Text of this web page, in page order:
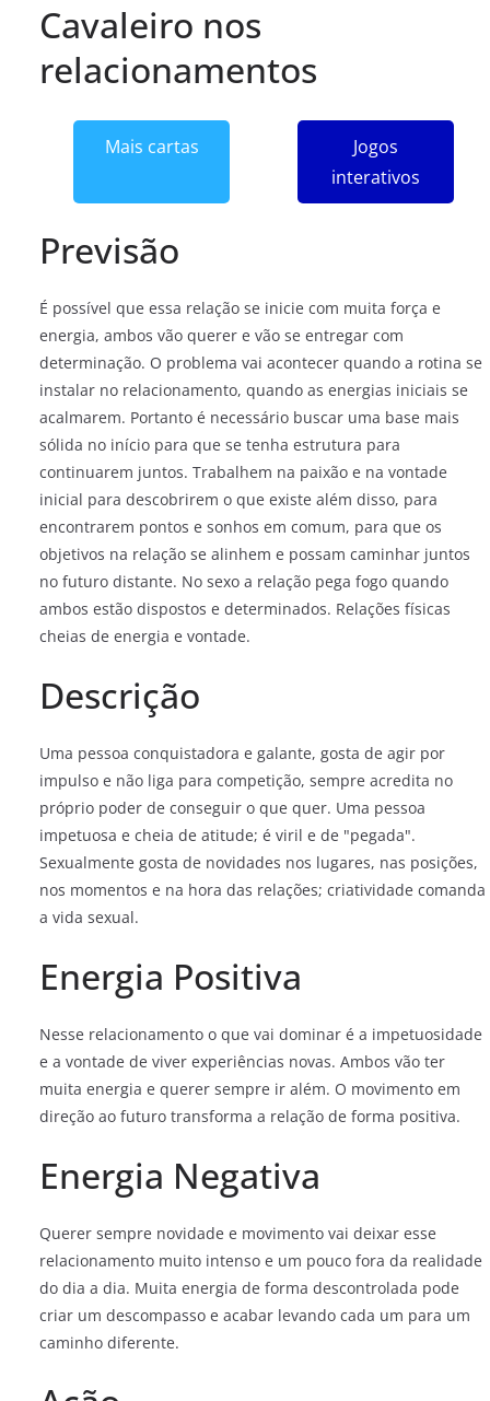
Cavaleiro nos
relacionamentos
Mais cartas
Jogos
interativos
Previsão
É possível que essa relação se inicie com muita força e
energia, ambos vão querer e vão se entregar com
determinação. O problema vai acontecer quando a rotina se
instalar no relacionamento, quando as energias iniciais se
acalmarem. Portanto é necessário buscar uma base mais
sólida no início para que se tenha estrutura para
continuarem juntos. Trabalhem na paixão e na vontade
inicial para descobrirem o que existe além disso, para
encontrarem pontos e sonhos em comum, para que os
objetivos na relação se alinhem e possam caminhar juntos
no futuro distante. No sexo a relação pega fogo quando
ambos estão dispostos e determinados. Relações físicas
cheias de energia e vontade.
Descrição
Uma pessoa conquistadora e galante, gosta de agir por
impulso e não liga para competição, sempre acredita no
próprio poder de conseguir o que quer. Uma pessoa
impetuosa e cheia de atitude; é viril e de "pegada".
Sexualmente gosta de novidades nos lugares, nas posições,
nos momentos e na hora das relações; criatividade comanda
a vida sexual.
Energia Positiva
Nesse relacionamento o que vai dominar é a impetuosidade
e a vontade de viver experiências novas. Ambos vão ter
muita energia e querer sempre ir além. O movimento em
direção ao futuro transforma a relação de forma positiva.
Energia Negativa
Querer sempre novidade e movimento vai deixar esse
relacionamento muito intenso e um pouco fora da realidade
do dia a dia. Muita energia de forma descontrolada pode
criar um descompasso e acabar levando cada um para um
caminho diferente.